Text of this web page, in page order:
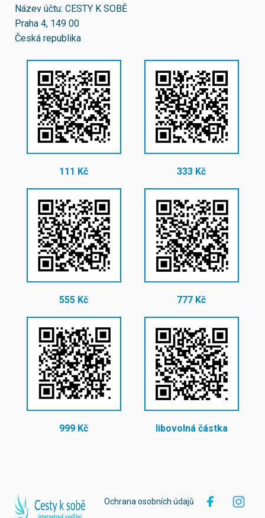
Název účtu: CESTY K SOBĚ
Praha 4, 149 00
Česká republika
111 Kč 333 Kč
555 Kč 777 Kč
999 Kč libovolná částka
Ochrana osobních údajů